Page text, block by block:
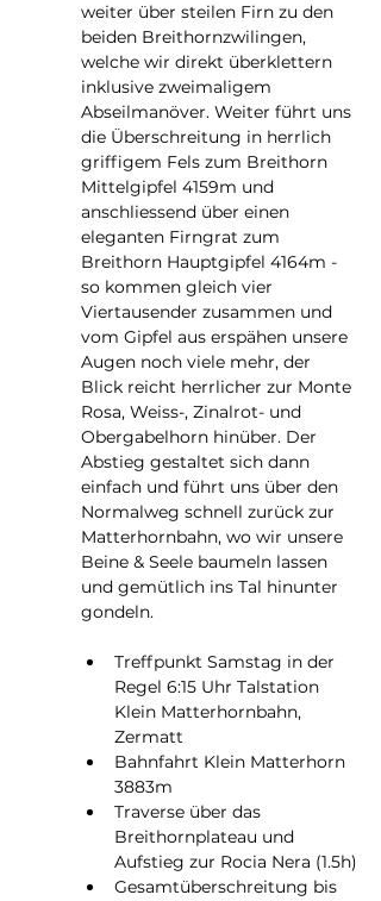
weiter über steilen Firn zu den
beiden Breithornzwilingen,
welche wir direkt überklettern
inklusive zweimaligem
Abseilmanöver. Weiter führt uns
die Überschreitung in herrlich
griffigem Fels zum Breithorn
Mittelgipfel 4159m und
anschliessend über einen
eleganten Firngrat zum
Breithorn Hauptgipfel 4164m -
so kommen gleich vier
Viertausender zusammen und
vom Gipfel aus erspähen unsere
Augen noch viele mehr, der
Blick reicht herrlicher zur Monte
Rosa, Weiss-, Zinalrot- und
Obergabelhorn hinüber. Der
Abstieg gestaltet sich dann
einfach und führt uns über den
Normalweg schnell zurück zur
Matterhornbahn, wo wir unsere
Beine & Seele baumeln lassen
und gemütlich ins Tal hinunter
gondeln.
Treffpunkt Samstag in der
Regel 6:15 Uhr Talstation
Klein Matterhornbahn,
Zermatt
Bahnfahrt Klein Matterhorn
3883m
Traverse über das
Breithornplateau und
Aufstieg zur Rocia Nera (1.5h)
Gesamtüberschreitung bis